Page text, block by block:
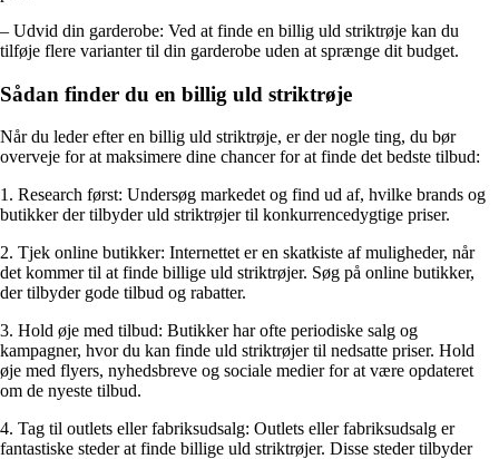
– Udvid din garderobe: Ved at finde en billig uld striktrøje kan du
tilføje flere varianter til din garderobe uden at sprænge dit budget.
Sådan finder du en billig uld striktrøje
Når du leder efter en billig uld striktrøje, er der nogle ting, du bør
overveje for at maksimere dine chancer for at finde det bedste tilbud:
1. Research først: Undersøg markedet og find ud af, hvilke brands og
butikker der tilbyder uld striktrøjer til konkurrencedygtige priser.
2. Tjek online butikker: Internettet er en skatkiste af muligheder, når
det kommer til at finde billige uld striktrøjer. Søg på online butikker,
der tilbyder gode tilbud og rabatter.
3. Hold øje med tilbud: Butikker har ofte periodiske salg og
kampagner, hvor du kan finde uld striktrøjer til nedsatte priser. Hold
øje med flyers, nyhedsbreve og sociale medier for at være opdateret
om de nyeste tilbud.
4. Tag til outlets eller fabriksudsalg: Outlets eller fabriksudsalg er
fantastiske steder at finde billige uld striktrøjer. Disse steder tilbyder